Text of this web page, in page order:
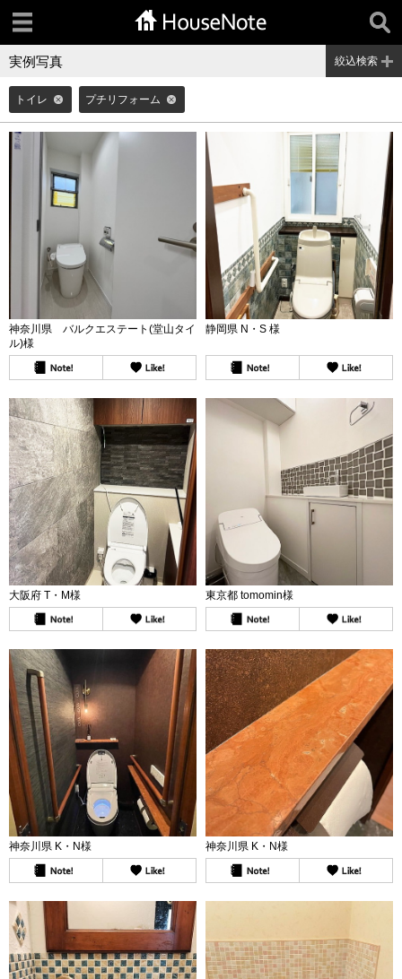
実例写真 絞込検索
トイレ プチリフォーム
神奈川県 バルクエステート(堂山タイ
ル)様
静岡県 N・S 様
大阪府 T・M様 東京都 tomomin様
神奈川県 K・N様 神奈川県 K・N様